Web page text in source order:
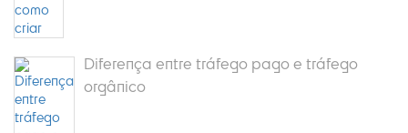
Diferença entre tráfego pago e tráfego
orgânico